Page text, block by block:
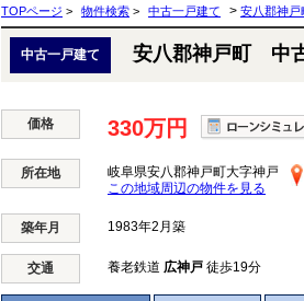
TOPページ > 物件検索 > 中古一戸建て > 安八郡神戸
中古一戸建て 安八郡神戸町 中
価格 330万円
所在地 岐阜県安八郡神戸町大字神戸
この地域周辺の物件を見る
築年月 1983年2月築
交通 養老鉄道 広神戸 徒歩19分